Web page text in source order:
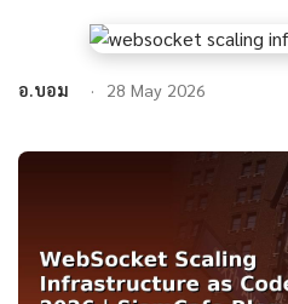
อ.บอม 28 May 2026